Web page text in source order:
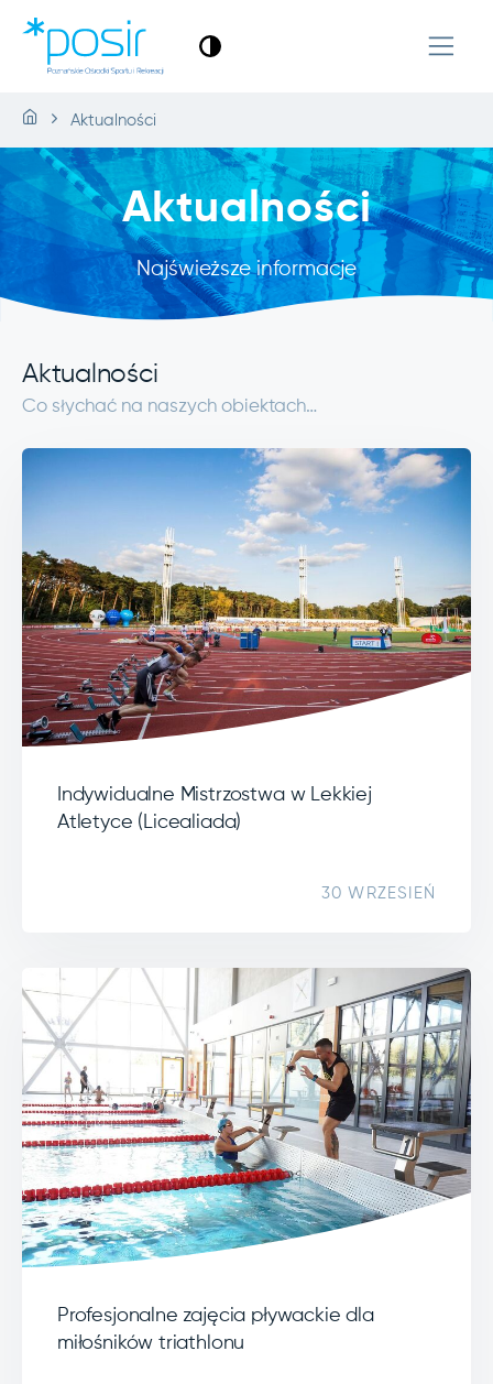
Aktualności
Aktualności
Najświeższe informacje
Aktualności
Co słychać na naszych obiektach…
Indywidualne Mistrzostwa w Lekkiej
Atletyce (Licealiada)
30 WRZESIEŃ
Profesjonalne zajęcia pływackie dla
miłośników triathlonu